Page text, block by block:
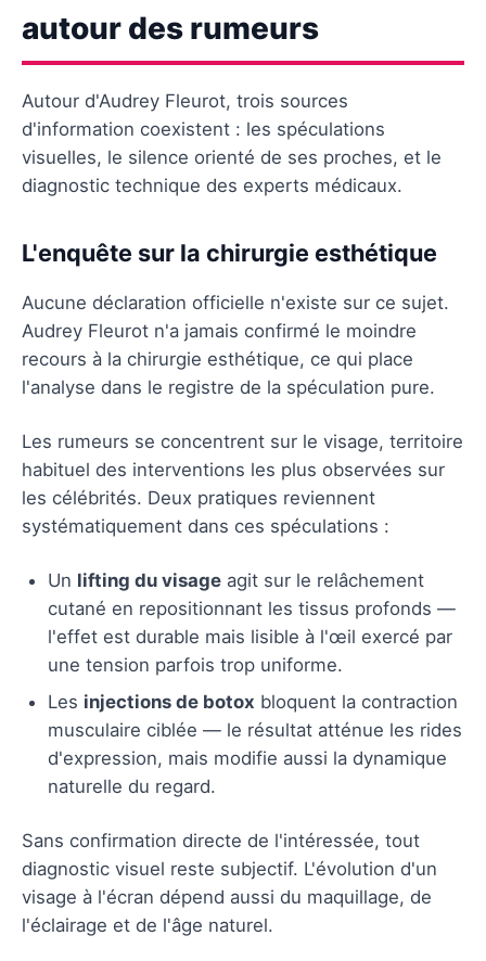
autour des rumeurs
Autour d'Audrey Fleurot, trois sources
d'information coexistent : les spéculations
visuelles, le silence orienté de ses proches, et le
diagnostic technique des experts médicaux.
L'enquête sur la chirurgie esthétique
Aucune déclaration officielle n'existe sur ce sujet.
Audrey Fleurot n'a jamais confirmé le moindre
recours à la chirurgie esthétique, ce qui place
l'analyse dans le registre de la spéculation pure.
Les rumeurs se concentrent sur le visage, territoire
habituel des interventions les plus observées sur
les célébrités. Deux pratiques reviennent
systématiquement dans ces spéculations :
Un lifting du visage agit sur le relâchement
cutané en repositionnant les tissus profonds —
l'effet est durable mais lisible à l'œil exercé par
une tension parfois trop uniforme.
Les injections de botox bloquent la contraction
musculaire ciblée — le résultat atténue les rides
d'expression, mais modifie aussi la dynamique
naturelle du regard.
Sans confirmation directe de l'intéressée, tout
diagnostic visuel reste subjectif. L'évolution d'un
visage à l'écran dépend aussi du maquillage, de
l'éclairage et de l'âge naturel.